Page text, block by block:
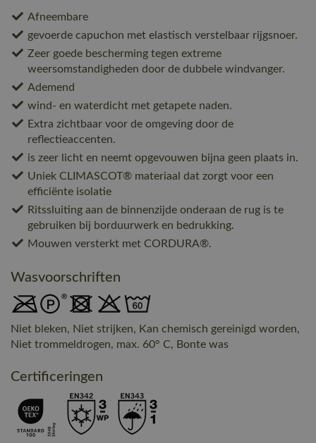
Afneembare
gevoerde capuchon met elastisch verstelbaar rijgsnoer.
Zeer goede bescherming tegen extreme
weersomstandigheden door de dubbele windvanger.
Ademend
wind- en waterdicht met getapete naden.
Extra zichtbaar voor de omgeving door de
reflectieaccenten.
is zeer licht en neemt opgevouwen bijna geen plaats in.
Uniek CLIMASCOT® materiaal dat zorgt voor een
efficiënte isolatie
Ritssluiting aan de binnenzijde onderaan de rug is te
gebruiken bij borduurwerk en bedrukking.
Mouwen versterkt met CORDURA®.
Wasvoorschriften
Niet bleken, Niet strijken, Kan chemisch gereinigd worden,
Niet trommeldrogen, max. 60° C, Bonte was
Certificeringen